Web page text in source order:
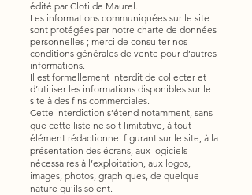
édité par Clotilde Maurel.
Les informations communiquées sur le site
sont protégées par notre charte de données
personnelles ; merci de consulter nos
conditions générales de vente pour d’autres
informations.
Il est formellement interdit de collecter et
d’utiliser les informations disponibles sur le
site à des fins commerciales.
Cette interdiction s’étend notamment, sans
que cette liste ne soit limitative, à tout
élément rédactionnel figurant sur le site, à la
présentation des écrans, aux logiciels
nécessaires à l’exploitation, aux logos,
images, photos, graphiques, de quelque
nature qu’ils soient.